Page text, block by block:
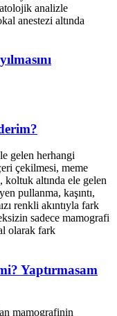
analizle
anestezi altında
gelen herhangi
çekilmesi, meme
koltuk altında ele gelen
pullanma, kaşıntı,
renkli akıntıyla fark
sadece mamografi
olarak fark
Yaptırmasam
mamografinin